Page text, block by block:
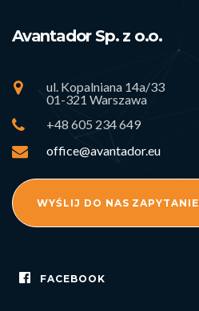
Avantador Sp. z o.o.
ul. Kopalniana 14a/33
01-321 Warszawa
+48 605 234 649
office@avantador.eu
WYŚLIJ DO NAS ZAPYTANIE
FACEBOOK